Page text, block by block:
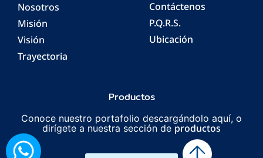
Nosotros
Misión
Visión
Trayectoria
Contáctenos
P.Q.R.S.
Ubicación
Productos
Conoce nuestro portafolio descargándolo aquí, o
dirígete a nuestra sección de productos